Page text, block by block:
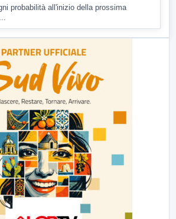
probabilità all'inizio della prossima